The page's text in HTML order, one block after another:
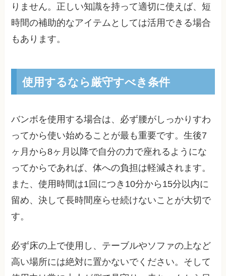
りません。正しい知識を持って適切に使えば、短
時間の補助的なアイテムとしては活用できる場合
もあります。
使用するなら厳守すべき条件
バンボを使用する場合は、必ず腰がしっかりすわ
ってから使い始めることが最も重要です。生後7
ヶ月から8ヶ月以降で自分の力で座れるようにな
ってからであれば、体への負担は軽減されます。
また、使用時間は1回につき10分から15分以内に
留め、決して長時間座らせ続けないことが大切で
す。
必ず床の上で使用し、テーブルやソファの上など
高い場所には絶対に置かないでください。そして